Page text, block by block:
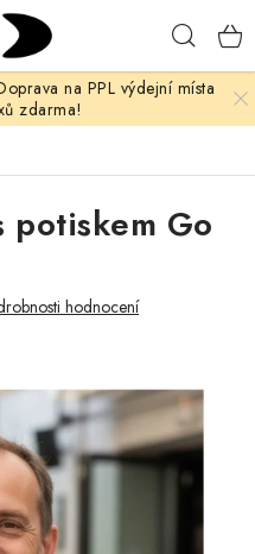
na PPL výdejní místa
zdarma!
potiskem Go
hodnocení